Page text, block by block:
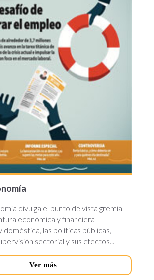
divulga el punto de vista gremial
económica y financiera
doméstica, las políticas públicas,
sectorial y sus efectos...
Ver más